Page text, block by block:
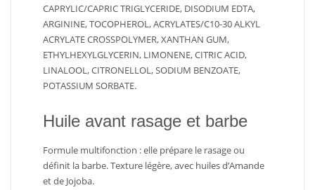
CAPRYLIC/CAPRIC TRIGLYCERIDE, DISODIUM EDTA,
ARGININE, TOCOPHEROL, ACRYLATES/C10-30 ALKYL
ACRYLATE CROSSPOLYMER, XANTHAN GUM,
ETHYLHEXYLGLYCERIN, LIMONENE, CITRIC ACID,
LINALOOL, CITRONELLOL, SODIUM BENZOATE,
POTASSIUM SORBATE.
Huile avant rasage et barbe
Formule multifonction : elle prépare le rasage ou
définit la barbe. Texture légère, avec huiles d’Amande
et de Jojoba.